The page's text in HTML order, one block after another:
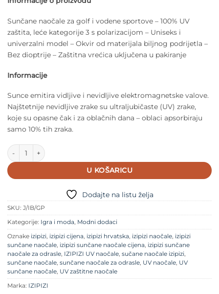
Sunčane naočale za golf i vodene sportove – 100% UV
zaštita, leće kategorije 3 s polarizacijom – Uniseks i
univerzalni model – Okvir od materijala biljnog podrijetla –
Bez dioptrije – Zaštitna vrećica uključena u pakiranje
Informacije
Sunce emitira vidljive i nevidljive elektromagnetske valove.
Najštetnije nevidljive zrake su ultraljubičaste (UV) zrake,
koje su opasne čak i za oblačnih dana – oblaci apsorbiraju
samo 10% tih zraka.
IZIPIZI Sunčane naočale za odrasle - #JOURNEY - Polarizirane -
U KOŠARICU
Dodajte na listu želja
SKU: J/IB/GP
Kategorije: Igra i moda, Modni dodaci
Oznake izipizi, izipizi cijena, izipizi hrvatska, izipizi naočale, izipizi
sunčane naočale, izipizi sunčane naočale cijena, izipizi sunčane
naočale za odrasle, IZIPIZI UV naočale, sučane naočale izipizi,
sunčane naočale, sunčane naočale za odrasle, UV naočale, UV
sunčane naočale, UV zaštitne naočale
Marka: IZIPIZI